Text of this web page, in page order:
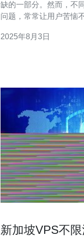
缺的一部分。然而，不
问题，常常让用户苦恼
验。 以下是您需要了解
2025年8月3日
新加坡VPS不